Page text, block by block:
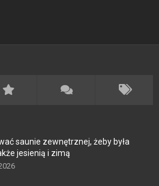
saunie zewnętrznej, żeby była
jesienią i zimą